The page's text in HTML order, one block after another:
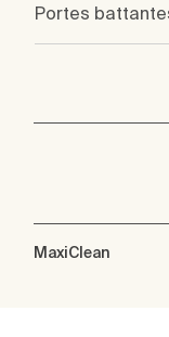
Portes
MaxiClean